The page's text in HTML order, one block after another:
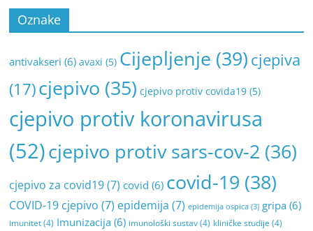
Oznake
antivakseri (6) avaxi (5) Cijepljenje (39) cjepiva
(17)cjepivo (35) cjepivo protiv covida19 (5)
cjepivo protiv koronavirusa
(52)cjepivo protiv sars-cov-2 (36)
cjepivo za covid19(7) covid (6) covid-19 (38)
COVID-19 cjepivo (7) epidemija (7) epidemija ospica (3) gripa (6)
imunitet(4) Imunizacija (6) imunološki sustav(4) kliničke studije (4)